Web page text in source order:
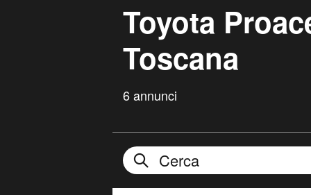
Toyota
Toscana
6 annunci